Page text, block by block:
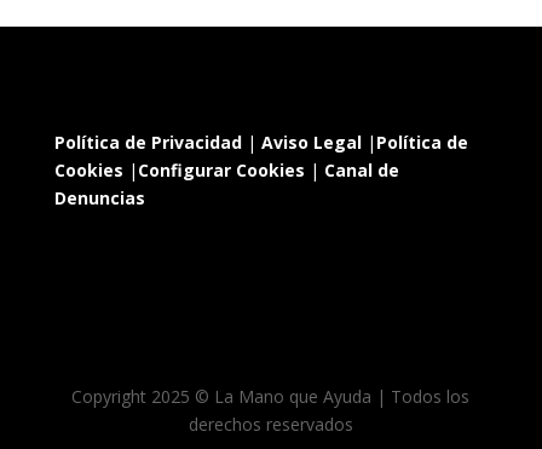
Política de Privacidad| Aviso Legal| Política de
Cookies | Configurar Cookies | Canal de
Denuncias
Copyright 2025 © La Mano que Ayuda | Todos los
derechos reservados